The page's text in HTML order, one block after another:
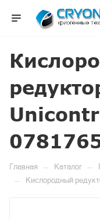
Главная — Каталог —
— Кислородный